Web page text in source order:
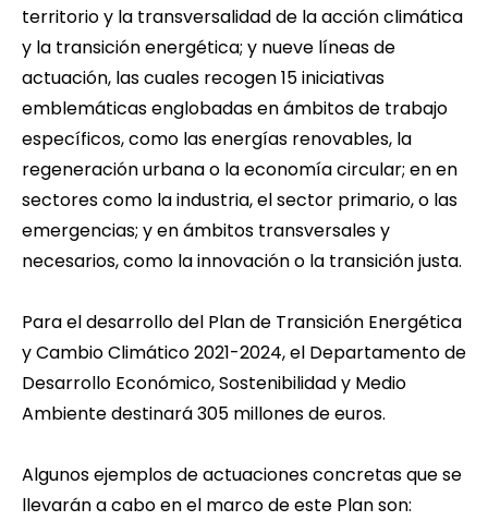
territorio y la transversalidad de la acción climática
y la transición energética; y nueve líneas de
actuación, las cuales recogen 15 iniciativas
emblemáticas englobadas en ámbitos de trabajo
específicos, como las energías renovables, la
regeneración urbana o la economía circular; en en
sectores como la industria, el sector primario, o las
emergencias; y en ámbitos transversales y
necesarios, como la innovación o la transición justa.
Para el desarrollo del Plan de Transición Energética
y Cambio Climático 2021-2024, el Departamento de
Desarrollo Económico, Sostenibilidad y Medio
Ambiente destinará 305 millones de euros.
Algunos ejemplos de actuaciones concretas que se
llevarán a cabo en el marco de este Plan son: